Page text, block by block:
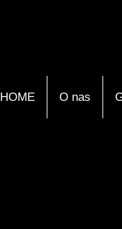
HOME O nas